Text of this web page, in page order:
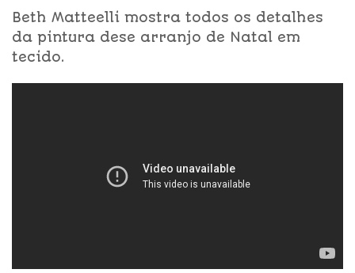
Beth Matteelli mostra todos os detalhes
da pintura dese arranjo de Natal em
tecido.